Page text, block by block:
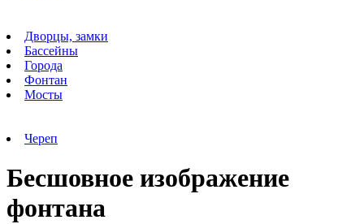
Дворцы, замки
Бассейны
Города
Фонтан
Мосты
Череп
Бесшовное изображение
фонтана